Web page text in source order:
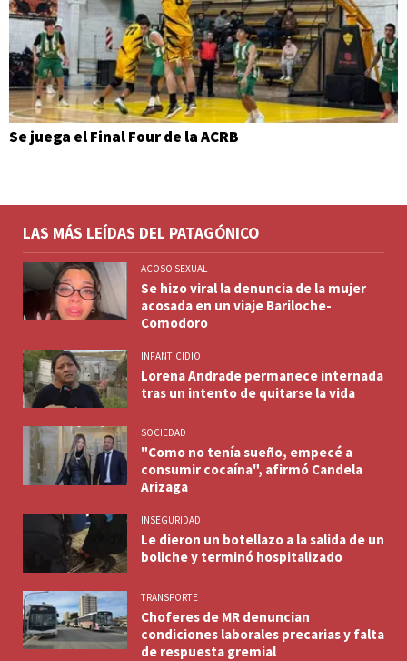
Se juega el Final Four de la ACRB
LAS MÁS LEÍDAS DEL PATAGÓNICO
ACOSO SEXUAL
Se hizo viral la denuncia de la mujer
acosada en un viaje Bariloche-
Comodoro
INFANTICIDIO
Lorena Andrade permanece internada
tras un intento de quitarse la vida
SOCIEDAD
"Como no tenía sueño, empecé a
consumir cocaína", afirmó Candela
Arizaga
INSEGURIDAD
Le dieron un botellazo a la salida de un
boliche y terminó hospitalizado
TRANSPORTE
Choferes de MR denuncian
condiciones laborales precarias y falta
de respuesta gremial